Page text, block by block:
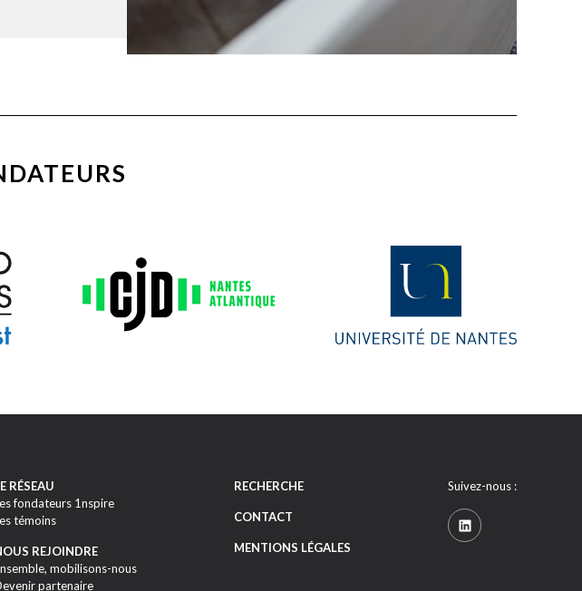
RÉSEAU
fondateurs 1nspire
témoins
REJOINDRE
mobilisons-nous
partenaire
RECHERCHE
CONTACT
MENTIONS LÉGALES
Suivez-nous :